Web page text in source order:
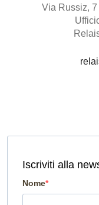
Via Russiz,
Iscriviti alla
Nome